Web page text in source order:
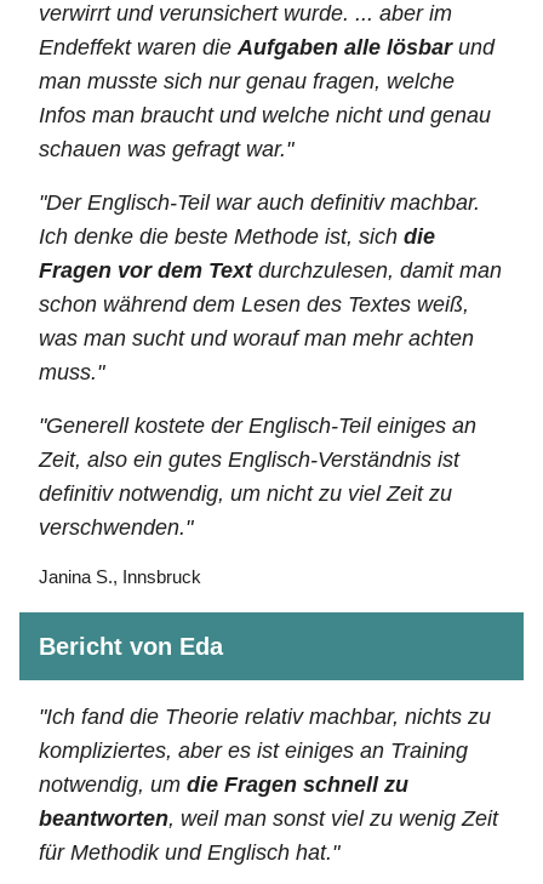
verwirrt und verunsichert wurde. ... aber im
Endeffekt waren dieAufgaben alle lösbarund
man musste sich nur genau fragen, welche
Infos man braucht und welche nicht und genau
schauen was gefragt war."
"Der Englisch-Teil war auch definitiv machbar.
Ich denke die beste Methode ist, sich die
Fragen vor dem Textdurchzulesen, damit man
schon während dem Lesen des Textes weiß,
was man sucht und worauf man mehr achten
muss."
"Generell kostete der Englisch-Teil einiges an
Zeit, also ein gutes Englisch-Verständnis ist
definitiv notwendig, um nicht zu viel Zeit zu
verschwenden."
Janina S., Innsbruck
Bericht von Eda
"Ich fand die Theorie relativ machbar, nichts zu
kompliziertes, aber es ist einiges an Training
notwendig, um die Fragen schnell zu
beantworten, weil man sonst viel zu wenig Zeit
für Methodik und Englisch hat."